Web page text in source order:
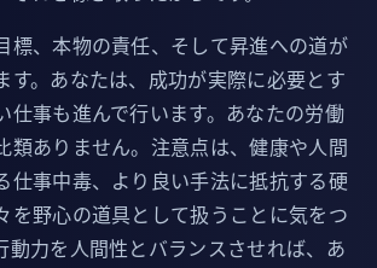
標、本物の責任、そして昇進への道が
す。あなたは、成功が実際に必要とす
仕事も進んで行います。あなたの労働
類ありません。注意点は、健康や人間
仕事中毒、より良い手法に抵抗する硬
を野心の道具として扱うことに気をつ
動力を人間性とバランスさせれば、あ